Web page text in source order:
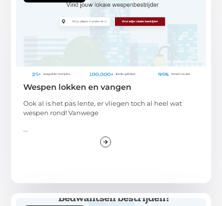
Wespen lokken en vangen
Ook al is het pas lente, er vliegen toch al heel wat
wespen rond! Vanwege
...